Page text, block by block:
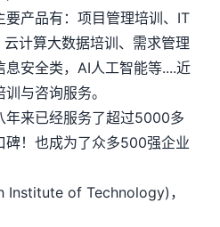
产品有：项目管理培训、IT
计算大数据培训、需求管理
安全类，AI人工智能等....近
与咨询服务。
来已经服务了超过5000多
碑！也成为了众多500强企业
of Technology)，